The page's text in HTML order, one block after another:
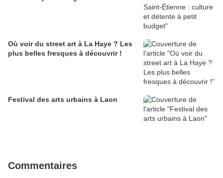
Où voir du street art à La Haye ? Les
plus belles fresques à découvrir !
Festival des arts urbains à Laon
Commentaires